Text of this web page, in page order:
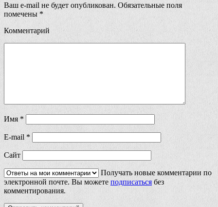
Ваш e-mail не будет опубликован. Обязательные поля
помечены *
Комментарий
Имя *
E-mail *
Сайт
Получать новые комментарии по
электронной почте. Вы можете подписаться без
комментирования.